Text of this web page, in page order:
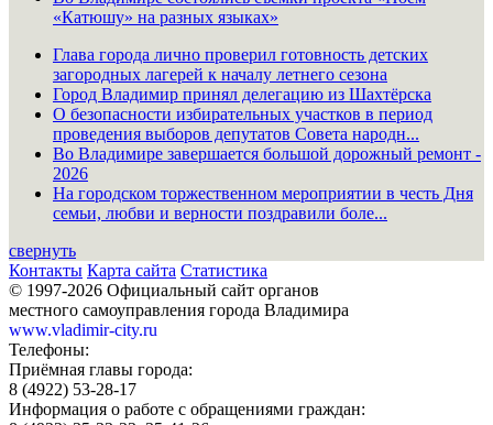
«Катюшу» на разных языках»
Глава города лично проверил готовность детских
загородных лагерей к началу летнего сезона
Город Владимир принял делегацию из Шахтёрска
О безопасности избирательных участков в период
проведения выборов депутатов Совета народн...
Во Владимире завершается большой дорожный ремонт -
2026
На городском торжественном мероприятии в честь Дня
семьи, любви и верности поздравили боле...
свернуть
Контакты Карта сайта Статистика
© 1997-2026 Официальный сайт органов
местного самоуправления города Владимира
www.vladimir-city.ru
Телефоны:
Приёмная главы города:
8 (4922) 53-28-17
Информация о работе с обращениями граждан: